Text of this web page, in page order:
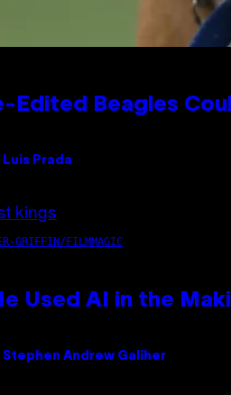
Edited Beagles
Luis Prada
GRIFFIN/FILMMAGIC
Used AI in the
Stephen Andrew Galiher